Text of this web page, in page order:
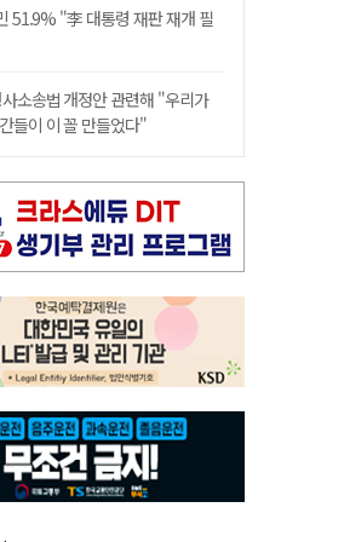
51.9% "李 대통령 재판 재개 필
소송법 개정안 관련해 "우리가
들이 이 꼴 만들었다"